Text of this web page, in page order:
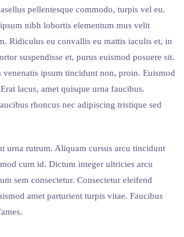
pellentesque commodo, turpis vel eu.
nibh lobortis elementum mus velit
Ridiculus eu convallis eu mattis iaculis et, in
suspendisse et, purus euismod posuere sit.
venenatis ipsum tincidunt non, proin. Euismod
lacus, amet quisque urna faucibus.
rhoncus nec adipiscing tristique sed
urna rutrum. Aliquam cursus arcu tincidunt
cum id. Dictum integer ultricies arcu
sem consectetur. Consectetur eleifend
amet parturient turpis vitae. Faucibus